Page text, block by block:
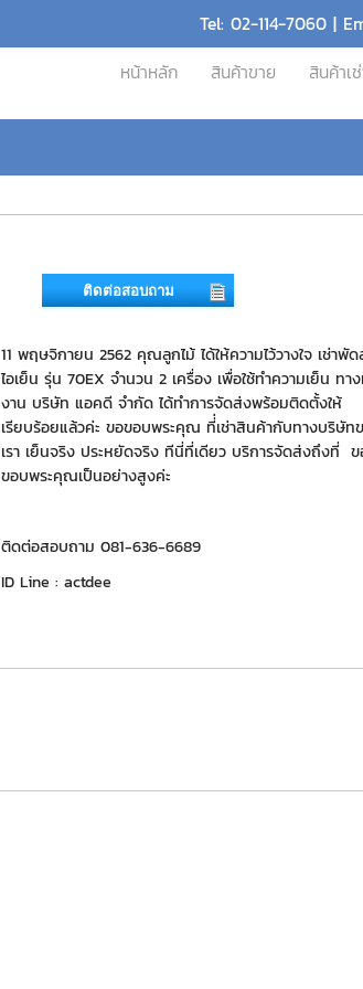
Tel: 02-114-7060 |
หน้าหลัก
สินค้าขาย สินค้าเ
11 พฤษจิกายน 2562 คุณลูกไม้ ได้ให้ความไว้วางใจ เช่าพั
ไอเย็น รุ่น 70EX จำนวน 2 เครื่อง เพื่อใช้ทำความเย็น ทา
งาน บริษัท แอคดี จำกัด ได้ทำการจัดส่งพร้อมติดตั้งให้
เรียบร้อยแล้วค่ะ ขอขอบพระคุณ ที่่เช่าสินค้ากับทางบริษัท
เรา เย็นจริง ประหยัดจริง ทีนี่ที่เดียว บริการจัดส่งถึงที่
ขอบพระคุณเป็นอย่างสูงค่ะ
ติดต่อสอบถาม 081-636-6689
ID Line : actdee